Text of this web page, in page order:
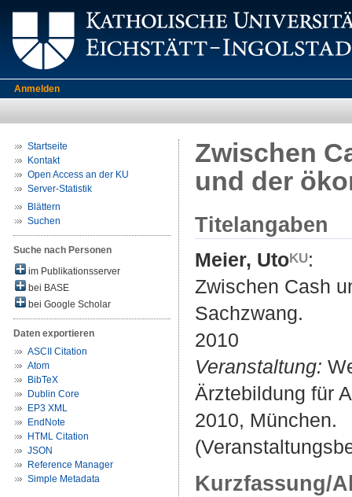
Anmelden
Startseite
Kontakt
Open Access an der KU
Server-Statistik
Blättern
Suchen
Suche nach Personen
im Publikationsserver
bei BASE
bei Google Scholar
Daten exportieren
ASCII Citation
Atom
BibTeX
Dublin Core
EP3 XML
EndNote
HTML Citation
JSON
Reference Manager
Simple Metadata
Zwischen
und der
Titelangaben
Meier, Uto
:
Zwischen Cash
Sachzwang.
2010
Veranstaltung:
Ärztebildung für
2010, München.
Kurzfassung/